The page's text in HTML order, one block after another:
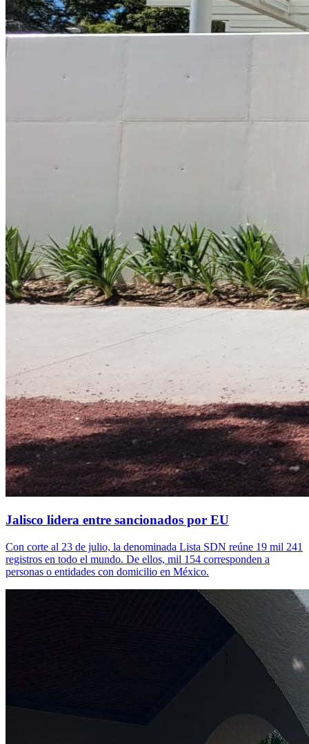
Jalisco lidera entre sancionados por EU
Con corte al 23 de julio, la denominada Lista SDN reúne 19 mil 241
registros en todo el mundo. De ellos, mil 154 corresponden a
personas o entidades con domicilio en México.